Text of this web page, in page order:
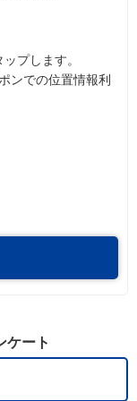
プします。
ンでの位置情報利
ケート